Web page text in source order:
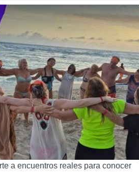
a encuentros reales para conocer